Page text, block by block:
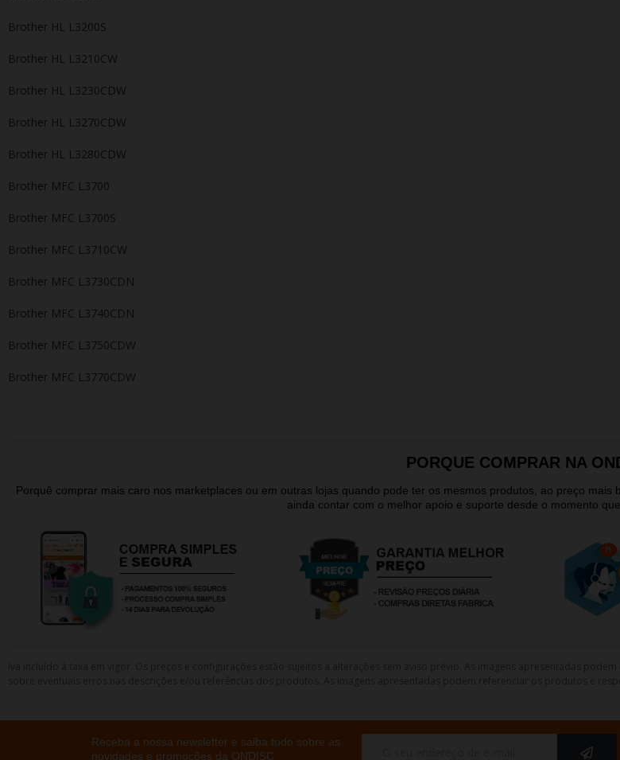
Brother HL L3200S
Brother HL L3210CW
Brother HL L3230CDW
Brother HL L3270CDW
Brother HL L3280CDW
Brother MFC L3700
Brother MFC L3700S
Brother MFC L3710CW
Brother MFC L3730CDN
Brother MFC L3740CDN
Brother MFC L3750CDW
Brother MFC L3770CDW
PORQUE COMPRAR NA
Porquê comprar mais caro nos marketplaces ou em outras lojas quando pode ter os mesmos produtos, ao preço
ainda contar com o melhor apoio e suporte desde o momento
Receba a nossa newsletter e saiba tudo sobre as
novidades e promoções da ONDISC